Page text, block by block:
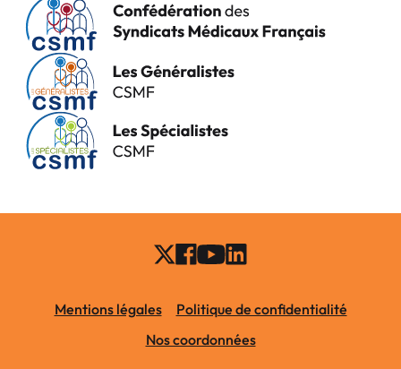
Mentions légales
Politique de confidentialité
Nos coordonnées